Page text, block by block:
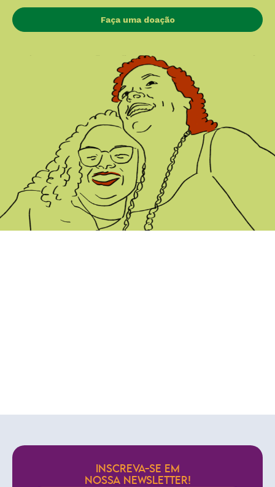
Faça uma doação
INSCREVA-SE EM
NOSSA NEWSLETTER!